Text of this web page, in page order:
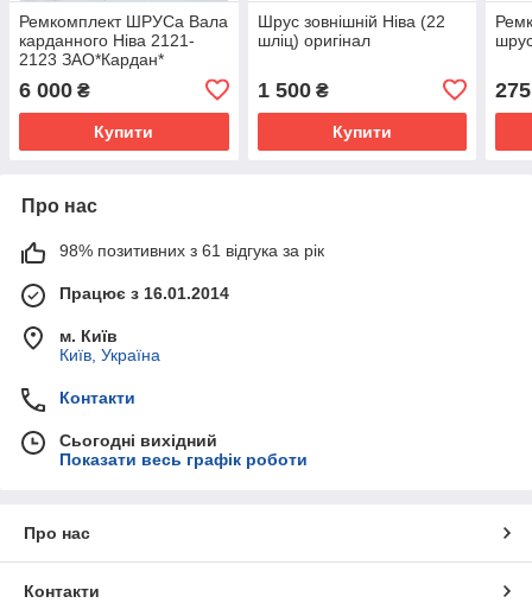
Ремкомплект ШРУСа Вала
карданного Ніва 2121-
2123 ЗАО*Кардан*
6 000 ₴
Купити
Шрус зовнішній Ніва (22
шліц) оригінал
1 500₴
Купити
275
Про нас
98% позитивних з 61 відгука за рік
Працює з 16.01.2014
м. Київ
Київ, Україна
Контакти
Сьогодні вихідний
Показати весь графік роботи
Про нас
Контакти